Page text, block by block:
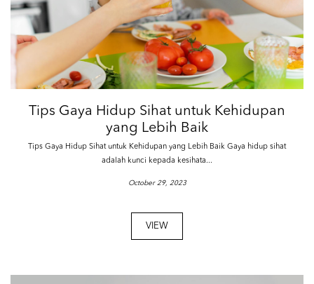
Tips Gaya Hidup Sihat untuk Kehidupan
yang Lebih Baik
Tips Gaya Hidup Sihat untuk Kehidupan yang Lebih Baik Gaya hidup sihat
adalah kunci kepada kesihata...
October 29, 2023
VIEW